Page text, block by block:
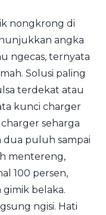
nongkrong di
angka
ngecas, ternyata
Solusi paling
terdekat atau
kunci charger
seharga
dua puluh sampai
mentereng,
100 persen,
belaka.
ngisi. Hati